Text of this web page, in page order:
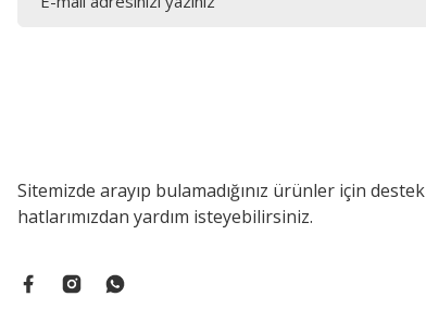
Sitemizde arayıp bulamadığınız ürünler için destek
hatlarımızdan yardım isteyebilirsiniz.